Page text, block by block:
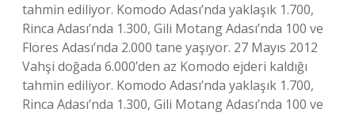
tahmin ediliyor. Komodo Adası’nda yaklaşık 1.700,
Rinca Adası’nda 1.300, Gili Motang Adası’nda 100 ve
Flores Adası’nda 2.000 tane yaşıyor. 27 Mayıs 2012
Vahşi doğada 6.000’den az Komodo ejderi kaldığı
tahmin ediliyor. Komodo Adası’nda yaklaşık 1.700,
Rinca Adası’nda 1.300, Gili Motang Adası’nda 100 ve